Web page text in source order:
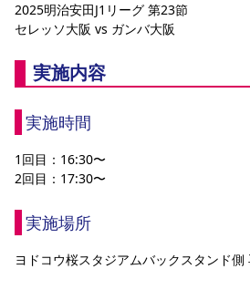
2025明治安田J1リーグ 第23節
セレッソ大阪 vs ガンバ大阪
実施内容
実施時間
1回目：16:30〜
2回目：17:30〜
実施場所
ヨドコウ桜スタジアムバックスタンド側